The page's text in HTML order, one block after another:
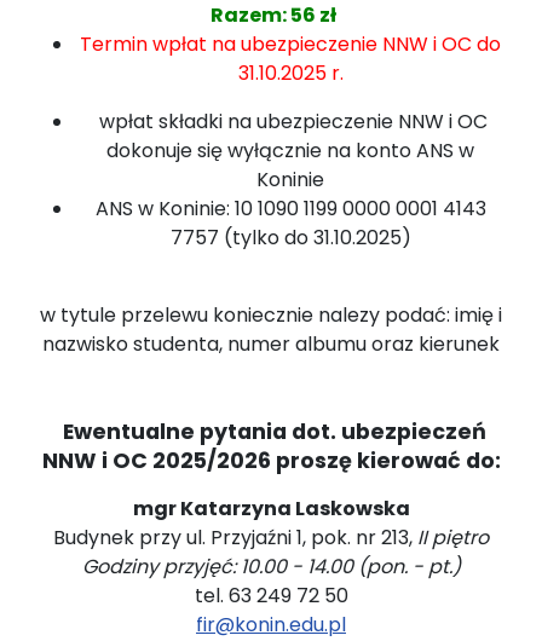
Razem: 56 zł
Termin wpłat na ubezpieczenie NNW i OC do
31.10.2025 r.
wpłat składki na ubezpieczenie NNW i OC
dokonuje się wyłącznie na konto ANS w
Koninie
ANS w Koninie: 10 1090 1199 0000 0001 4143
7757 (tylko do 31.10.2025)
w tytule przelewu koniecznie nalezy podać: imię i
nazwisko studenta, numer albumu oraz kierunek
Ewentualne pytania dot. ubezpieczeń
NNW i OC 2025/2026 proszę kierować do:
mgr Katarzyna Laskowska
Budynek przy ul. Przyjaźni 1, pok. nr 213, II piętro
Godziny przyjęć: 10.00 - 14.00 (pon. - pt.)
tel. 63 249 72 50
fir@konin.edu.pl